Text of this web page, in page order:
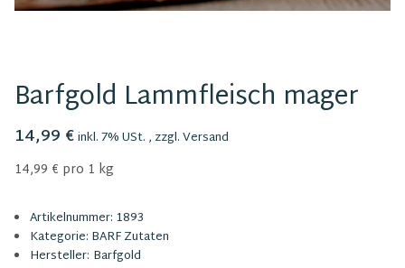
Barfgold Lammfleisch mager
14,99 €inkl. 7% USt. , zzgl.Versand
14,99 € pro 1 kg
Artikelnummer: 1893
Kategorie: BARF Zutaten
Hersteller: Barfgold